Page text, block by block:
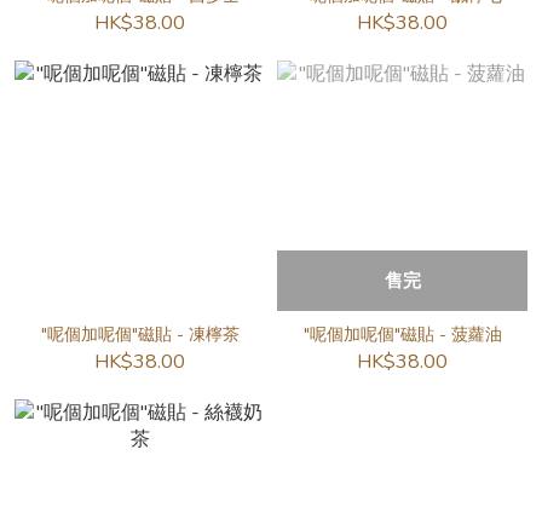
HK$38.00 HK$38.00
"呢個加呢個"磁貼 - 凍檸茶
HK$38.00
售完
"呢個加呢個"磁貼 - 菠蘿油
HK$38.00